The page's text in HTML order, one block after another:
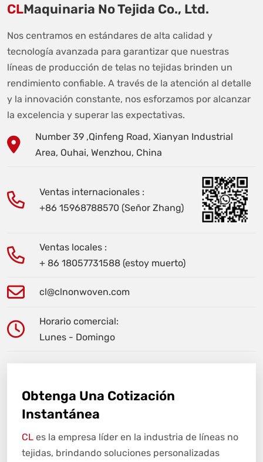
CLMaquinaria No Tejida Co., Ltd.
Nos centramos en estándares de alta calidad y
tecnología avanzada para garantizar que nuestras
líneas de producción de telas no tejidas brinden un
rendimiento confiable. A través de la atención al detalle
y la innovación constante, nos esforzamos por alcanzar
la excelencia y superar las expectativas.
Number 39 ,Qinfeng Road, Xianyan Industrial
Area, Ouhai, Wenzhou, China
Ventas internacionales :
+86 15968788570 (Señor Zhang)
Ventas locales :
+ 86 18057731588 (estoy muerto)
cl@clnonwoven.com
Horario comercial:
Lunes - Domingo
Obtenga Una Cotización
Instantánea
CL es la empresa líder en la industria de líneas no
tejidas, brindando soluciones personalizadas